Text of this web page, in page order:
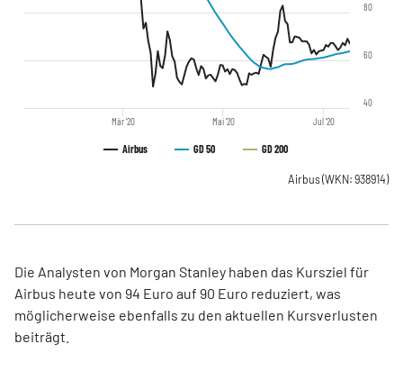
Airbus GD 50 GD 200
Mär '20 Mai '20 Jul '20
40
60
80
Airbus(WKN: 938914)
Die Analysten von Morgan Stanley haben das Kursziel für
Airbus heute von 94 Euro auf 90 Euro reduziert, was
möglicherweise ebenfalls zu den aktuellen Kursverlusten
beiträgt.